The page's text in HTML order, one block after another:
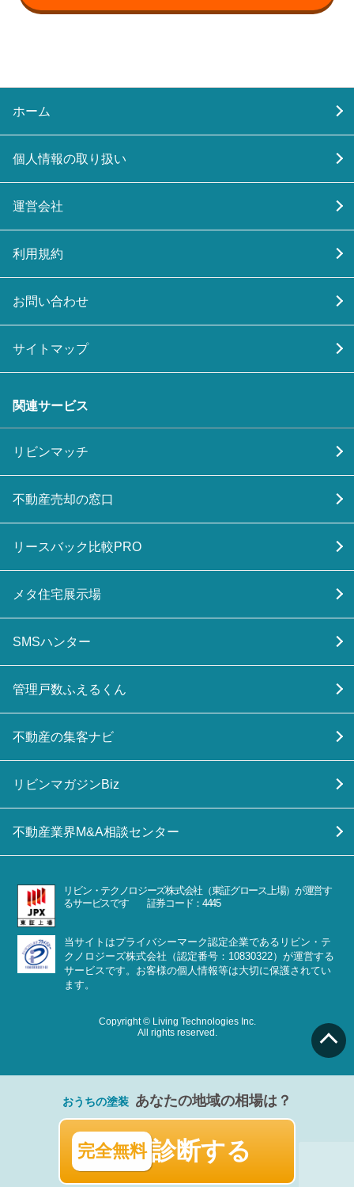
ホーム
個人情報の取り扱い
運営会社
利用規約
お問い合わせ
サイトマップ
関連サービス
リビンマッチ
不動産売却の窓口
リースバック比較PRO
メタ住宅展示場
SMSハンター
管理戸数ふえるくん
不動産の集客ナビ
リビンマガジンBiz
不動産業界M&A相談センター
リビン・テクノロジーズ株式会社（東証グロース上場）が運営す
るサービスです 証券コード：4445
当サイトはプライバシーマーク認定企業であるリビン・テ
クノロジーズ株式会社（認定番号：10830322）が運営する
サービスです。お客様の個人情報等は大切に保護されてい
ます。
Copyright © Living Technologies Inc.
All rights reserved.
おうちの塗装 あなたの地域の相場は？
完全無料 診断する